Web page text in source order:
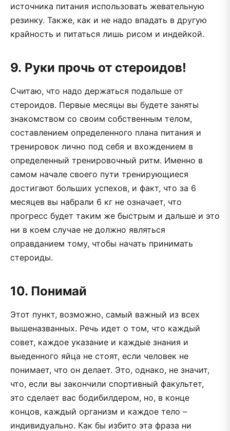
источника питания использовать жевательную
резинку. Также, как и не надо впадать в другую
крайность и питаться лишь рисом и индейкой.
9. Руки прочь от стероидов!
Считаю, что надо держаться подальше от
стероидов. Первые месяцы вы будете заняты
знакомством со своим собственным телом,
составлением определенного плана питания и
тренировок лично под себя и вхождением в
определенный тренировочный ритм. Именно в
самом начале своего пути тренирующиеся
достигают больших успехов, и факт, что за 6
месяцев вы набрали 6 кг не означает, что
прогресс будет таким же быстрым и дальше и это
ни в коем случае не должно являться
оправданием тому, чтобы начать принимать
стероиды.
10. Понимай
Этот пункт, возможно, самый важный из всех
вышеназванных. Речь идет о том, что каждый
совет, каждое указание и каждые знания и
выеденного яйца не стоят, если человек не
понимает, что он делает. Это, однако, не значит,
что, если вы закончили спортивный факультет,
это сделает вас бодибилдером, но, в конце
концов, каждый организм и каждое тело –
индивидуально. Как бы избито эта фраза ни